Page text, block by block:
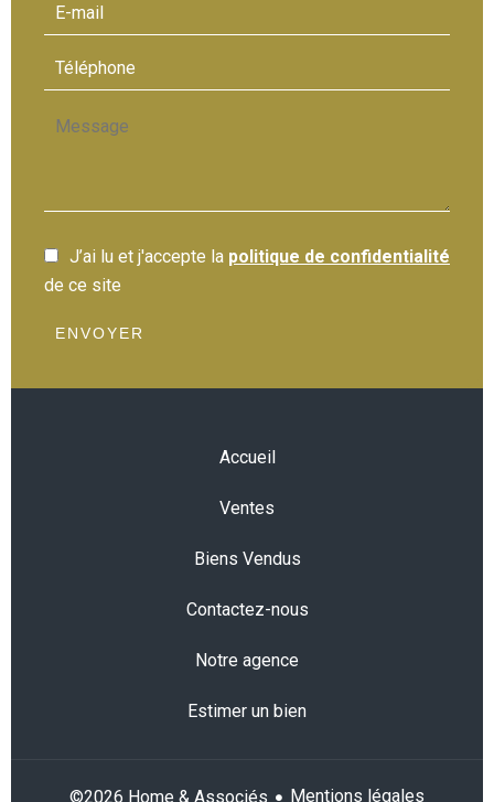
J’ai lu et j'accepte la politique de confidentialité
de ce site
ENVOYER
Accueil
Ventes
Biens Vendus
Contactez-nous
Notre agence
Estimer un bien
©2026 Home & Associés Mentions légales